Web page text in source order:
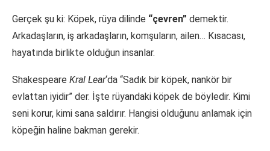
Gerçek şu ki: Köpek, rüya dilinde “çevren” demektir.
Arkadaşların, iş arkadaşların, komşuların, ailen… Kısacası,
hayatında birlikte olduğun insanlar.
Shakespeare Kral Lear‘da “Sadık bir köpek, nankör bir
evlattan iyidir” der. İşte rüyandaki köpek de böyledir. Kimi
seni korur, kimi sana saldırır. Hangisi olduğunu anlamak için
köpeğin haline bakman gerekir.